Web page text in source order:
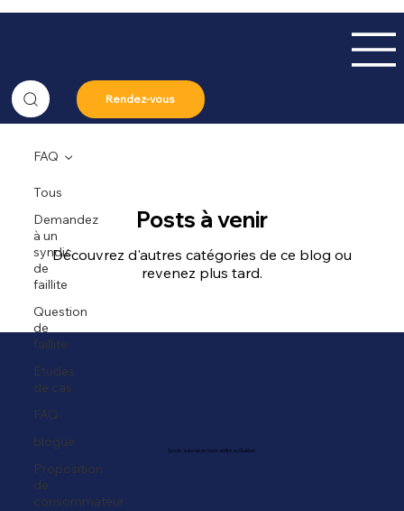
Rendez-vous
Tous
Demandez
à un
syndic
de
faillite
Question
de
faillite
Études
de cas
FAQ
blogue
Proposition
de
consommateur
FAQ
Posts à venir
Découvrez d'autres catégories de ce blog ou
revenez plus tard.
Syndic autorisé en insolvabilité au Québec